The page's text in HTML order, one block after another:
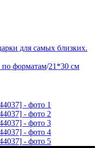
форматам/21*30 см